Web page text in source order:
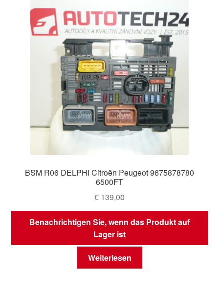
BSM R06 DELPHI Citroën Peugeot 9675878780
6500FT
€ 139,00
Benachrichtigen Sie, wenn das Produkt auf
Lager ist
Weiterlesen